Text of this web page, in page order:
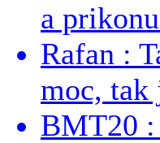
a
Rafan :
moc, tak
BMT20